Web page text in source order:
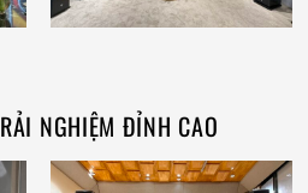
NGHIỆM ĐỈNH CAO